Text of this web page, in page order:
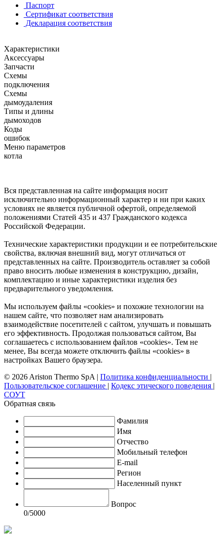
Паспорт
Сертификат соответствия
Декларация соответствия
Характеристики
Аксессуары
Запчасти
Схемы
подключения
Схемы
дымоудаления
Типы и длины
дымоходов
Коды
ошибок
Меню параметров
котла
Вся представленная на сайте информация носит
исключительно информационный характер и ни при каких
условиях не является публичной офертой, определяемой
положениями Статей 435 и 437 Гражданского кодекса
Российской Федерации.
Технические характеристики продукции и ее потребительские
свойства, включая внешний вид, могут отличаться от
представленных на сайте. Производитель оставляет за собой
право вносить любые изменения в конструкцию, дизайн,
комплектацию и иные характеристики изделия без
предварительного уведомления.
Мы используем файлы «cookies» и похожие технологии на
нашем сайте, что позволяет нам анализировать
взаимодействие посетителей с сайтом, улучшать и повышать
его эффективность. Продолжая пользоваться сайтом, Вы
соглашаетесь с использованием файлов «cookies». Тем не
менее, Вы всегда можете отключить файлы «cookies» в
настройках Вашего браузера.
© 2026 Ariston Thermo SpA | Политика конфиденциальности |
Пользовательское соглашение | Кодекс этического поведения |
СОУТ
Обратная связь
Фамилия
Имя
Отчество
Мобильный телефон
E-mail
Регион
Населенный пункт
Вопрос
0/5000